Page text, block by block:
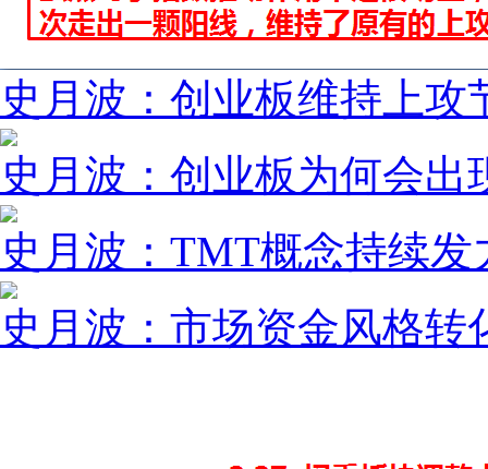
史月波：创业板维持上攻
史月波：创业板为何会出
史月波：TMT概念持续发
史月波：市场资金风格转